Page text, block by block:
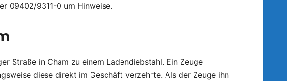
09402/9311-0 um Hinweise.
Straße in Cham zu einem Ladendiebstahl. Ein Zeuge
diese direkt im Geschäft verzehrte. Als der Zeuge ihn